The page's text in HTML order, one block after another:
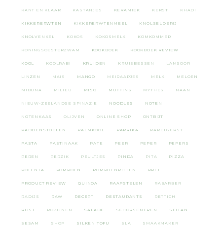
KANT EN KLAAR KASTANJES KERAMIEK KERST KHADI
KIKKERERWTEN KIKKERERWTENMEEL KNOLSELDERIJ
KNOLVENKEL KOKOS KOKOSMELK KOMKOMMER
KONINGSOESTERZWAM KOOKBOEK KOOKBOEK REVIEW
KOOL KOOLRABI KRUIDEN KRUISBESSEN LAMSOOR
LINZEN MAIS MANGO MEIRAAPJES MELK MELOEN
MIBUNA MILIEU MISO MUFFINS MYTHES NAAN
NIEUW-ZEELANDSE SPINAZIE NOODLES NOTEN
NOTENKAAS OLIJVEN ONLINE SHOP ONTBIJT
PADDENSTOELEN PALMKOOL PAPRIKA PARELGERST
PASTA PASTINAAK PATE PEER PEPER PEPERS
PEREN PERZIK PEULTJES PINDA PITA PIZZA
POLENTA POMPOEN POMPOENPITTEN PREI
PRODUCT REVIEW QUINOA RAAPSTELEN RABARBER
RADIJS RAW RECEPT RESTAURANTS RETTICH
RIJST ROZIJNEN SALADE SCHORSENEREN SEITAN
SESAM SHOP SILKEN TOFU SLA SMAAKMAKER